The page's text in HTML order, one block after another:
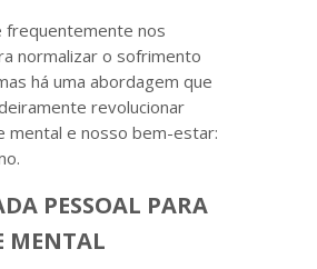
frequentemente nos
normalizar o sofrimento
há uma abordagem que
revolucionar
mental e nosso bem-estar:
PESSOAL PARA
MENTAL